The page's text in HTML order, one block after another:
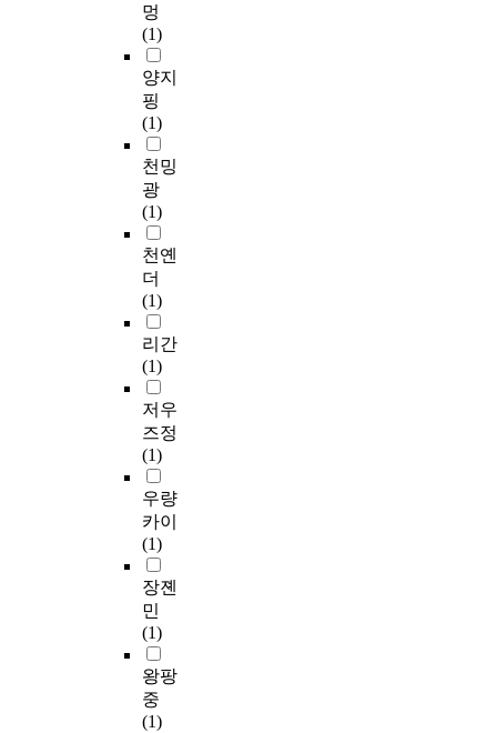
멍
(1)
양지
핑
(1)
천밍
광
(1)
천옌
더
(1)
리간
(1)
저우
즈정
(1)
우량
카이
(1)
장졘
민
(1)
왕팡
중
(1)